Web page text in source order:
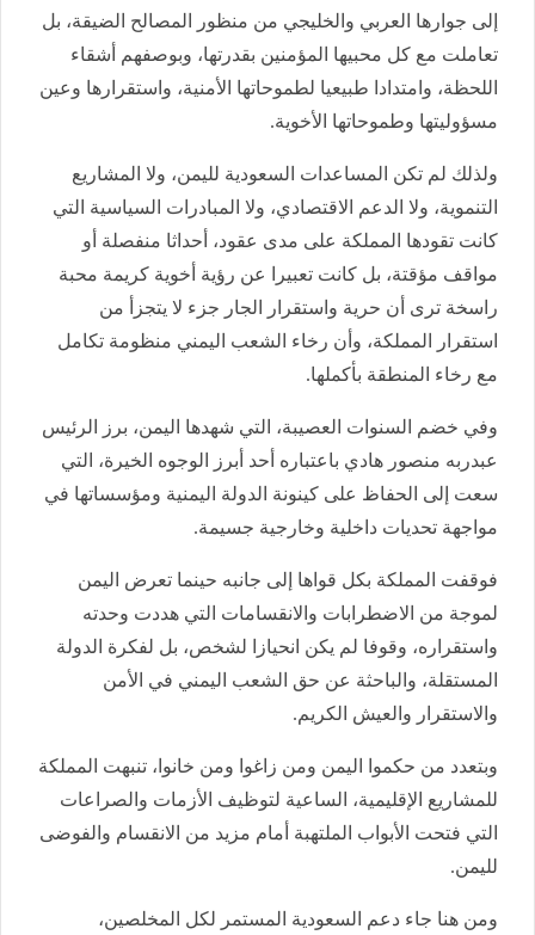
إلى جوارها العربي والخليجي من منظور المصالح الضيقة، بل
تعاملت مع كل محبيها المؤمنين بقدرتها، وبوصفهم أشقاء
اللحظة، وامتدادا طبيعيا لطموحاتها الأمنية، واستقرارها وعين
مسؤوليتها وطموحاتها الأخوية.
ولذلك لم تكن المساعدات السعودية لليمن، ولا المشاريع
التنموية، ولا الدعم الاقتصادي، ولا المبادرات السياسية التي
كانت تقودها المملكة على مدى عقود، أحداثا منفصلة أو
مواقف مؤقتة، بل كانت تعبيرا عن رؤية أخوية كريمة محبة
راسخة ترى أن حرية واستقرار الجار جزء لا يتجزأ من
استقرار المملكة، وأن رخاء الشعب اليمني منظومة تكامل
مع رخاء المنطقة بأكملها.
وفي خضم السنوات العصيبة، التي شهدها اليمن، برز الرئيس
عبدربه منصور هادي باعتباره أحد أبرز الوجوه الخيرة، التي
سعت إلى الحفاظ على كينونة الدولة اليمنية ومؤسساتها في
مواجهة تحديات داخلية وخارجية جسيمة.
فوقفت المملكة بكل قواها إلى جانبه حينما تعرض اليمن
لموجة من الاضطرابات والانقسامات التي هددت وحدته
واستقراره، وقوفا لم يكن انحيازا لشخص، بل لفكرة الدولة
المستقلة، والباحثة عن حق الشعب اليمني في الأمن
والاستقرار والعيش الكريم.
وبتعدد من حكموا اليمن ومن زاغوا ومن خانوا، تنبهت المملكة
للمشاريع الإقليمية، الساعية لتوظيف الأزمات والصراعات
التي فتحت الأبواب الملتهبة أمام مزيد من الانقسام والفوضى
لليمن.
ومن هنا جاء دعم السعودية المستمر لكل المخلصين،